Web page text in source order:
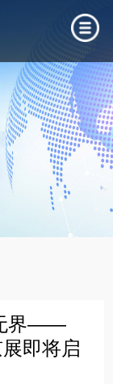
界——
即将启